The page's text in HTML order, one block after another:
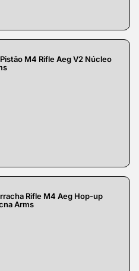
M4 Rifle Aeg V2 Núcleo
Rifle M4 Aeg Hop-up
Arms